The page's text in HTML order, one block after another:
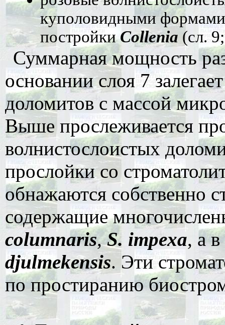
куполовидными
постройкиCollenia (сл.
Суммарная мощность
основании слоя 7
доломитов с массой
Выше прослеживается
волнистослоистых
прослойки со
обнажаются собственно
содержащие
columnaris,S. impexa, а
djulmekensis. Эти
по простиранию